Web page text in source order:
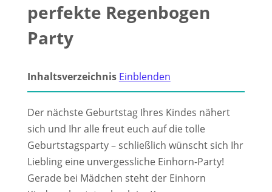
perfekte Regenbogen
Party
Inhaltsverzeichnis Einblenden
Der nächste Geburtstag Ihres Kindes nähert
sich und Ihr alle freut euch auf die tolle
Geburtstagsparty – schließlich wünscht sich Ihr
Liebling eine unvergessliche Einhorn-Party!
Gerade bei Mädchen steht der Einhorn